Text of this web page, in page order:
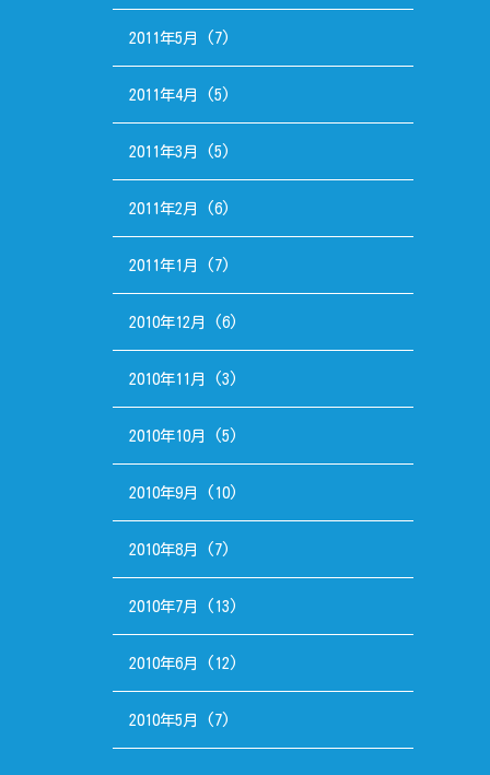
2011年5月 (7)
2011年4月 (5)
2011年3月 (5)
2011年2月 (6)
2011年1月 (7)
2010年12月 (6)
2010年11月 (3)
2010年10月 (5)
2010年9月 (10)
2010年8月 (7)
2010年7月 (13)
2010年6月 (12)
2010年5月 (7)